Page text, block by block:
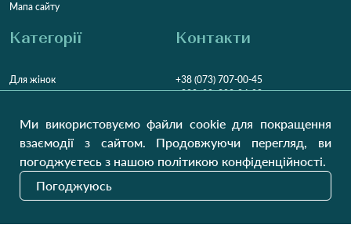
Мапа сайту
Категорії
Для жінок
Для дітей
Домашній текстиль
Контакти
+38 (073) 707-00-45
+380 (99) 302-84-98
Замовити дзвінок
Пн-Пт9:00 - 16:00
НД Вихідний
Україна, Луцьк, 43000
Ми використовуємо файли cookie для покращення
взаємодії з сайтом. Продовжуючи перегляд, ви
погоджуєтесь з нашою політикою конфіденційності.
Погоджуюсь